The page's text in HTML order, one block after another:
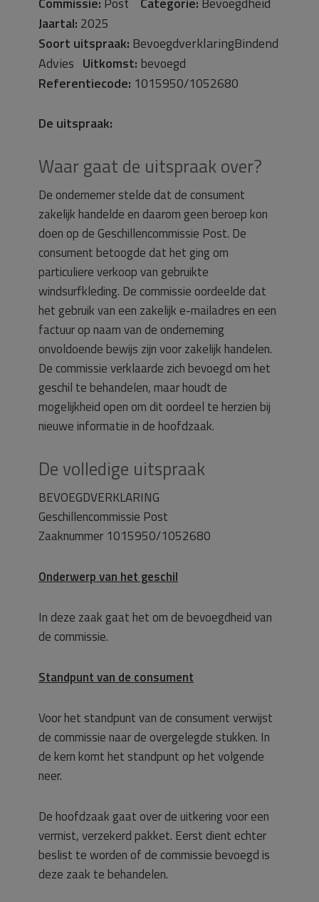
Jaartal: 2025
Soort uitspraak: BevoegdverklaringBindend
Advies Uitkomst: bevoegd
Referentiecode: 1015950/1052680
De uitspraak:
Waar gaat de uitspraak over?
De ondernemer stelde dat de consument
zakelijk handelde en daarom geen beroep kon
doen op de Geschillencommissie Post. De
consument betoogde dat het ging om
particuliere verkoop van gebruikte
windsurfkleding. De commissie oordeelde dat
het gebruik van een zakelijk e-mailadres en een
factuur op naam van de onderneming
onvoldoende bewijs zijn voor zakelijk handelen.
De commissie verklaarde zich bevoegd om het
geschil te behandelen, maar houdt de
mogelijkheid open om dit oordeel te herzien bij
nieuwe informatie in de hoofdzaak.
De volledige uitspraak
BEVOEGDVERKLARING
Geschillencommissie Post
Zaaknummer 1015950/1052680
Onderwerp van het geschil
In deze zaak gaat het om de bevoegdheid van
de commissie.
Standpunt van de consument
Voor het standpunt van de consument verwijst
de commissie naar de overgelegde stukken. In
de kern komt het standpunt op het volgende
neer.
De hoofdzaak gaat over de uitkering voor een
vermist, verzekerd pakket. Eerst dient echter
beslist te worden of de commissie bevoegd is
deze zaak te behandelen.